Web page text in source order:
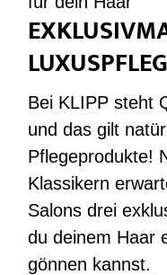
Bei KLIPP steht
und das gilt
Pflegeprodukte!
Klassikern
Salons drei
du deinem Haar
gönnen kannst.